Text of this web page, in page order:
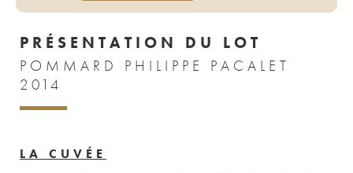
PRÉSENTATION DU LOT
POMMARD PHILIPPE PACALET
2014
LA CUVÉE